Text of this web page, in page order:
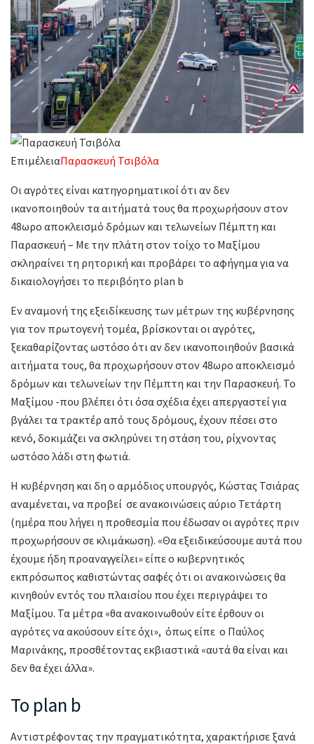
ΕπιμέλειαΠαρασκευή Τσιβόλα
Οι αγρότες είναι κατηγορηματικοί ότι αν δεν
ικανοποιηθούν τα αιτήματά τους θα προχωρήσουν στον
48ωρο αποκλεισμό δρόμων και τελωνείων Πέμπτη και
Παρασκευή – Με την πλάτη στον τοίχο το Μαξίμου
σκληραίνει τη ρητορική και προβάρει το αφήγημα για να
δικαιολογήσει το περιβόητο plan b
Εν αναμονή της εξειδίκευσης των μέτρων της κυβέρνησης
για τον πρωτογενή τομέα, βρίσκονται οι αγρότες,
ξεκαθαρίζοντας ωστόσο ότι αν δεν ικανοποιηθούν βασικά
αιτήματα τους, θα προχωρήσουν στον 48ωρο αποκλεισμό
δρόμων και τελωνείων την Πέμπτη και την Παρασκευή. Το
Μαξίμου -που βλέπει ότι όσα σχέδια έχει απεργαστεί για
βγάλει τα τρακτέρ από τους δρόμους, έχουν πέσει στο
κενό, δοκιμάζει να σκληρύνει τη στάση του, ρίχνοντας
ωστόσο λάδι στη φωτιά.
Η κυβέρνηση και δη ο αρμόδιος υπουργός, Κώστας Τσιάρας
αναμένεται, να προβεί σε ανακοινώσεις αύριο Τετάρτη
(ημέρα που λήγει η προθεσμία που έδωσαν οι αγρότες πριν
προχωρήσουν σε κλιμάκωση). «Θα εξειδικεύσουμε αυτά που
έχουμε ήδη προαναγγείλει» είπε ο κυβερνητικός
εκπρόσωπος καθιστώντας σαφές ότι οι ανακοινώσεις θα
κινηθούν εντός του πλαισίου που έχει περιγράψει το
Μαξίμου. Τα μέτρα «θα ανακοινωθούν είτε έρθουν οι
αγρότες να ακούσουν είτε όχι», όπως είπε ο Παύλος
Μαρινάκης, προσθέτοντας εκβιαστικά «αυτά θα είναι και
δεν θα έχει άλλα».
Το plan b
Αντιστρέφοντας την πραγματικότητα, χαρακτήρισε ξανά